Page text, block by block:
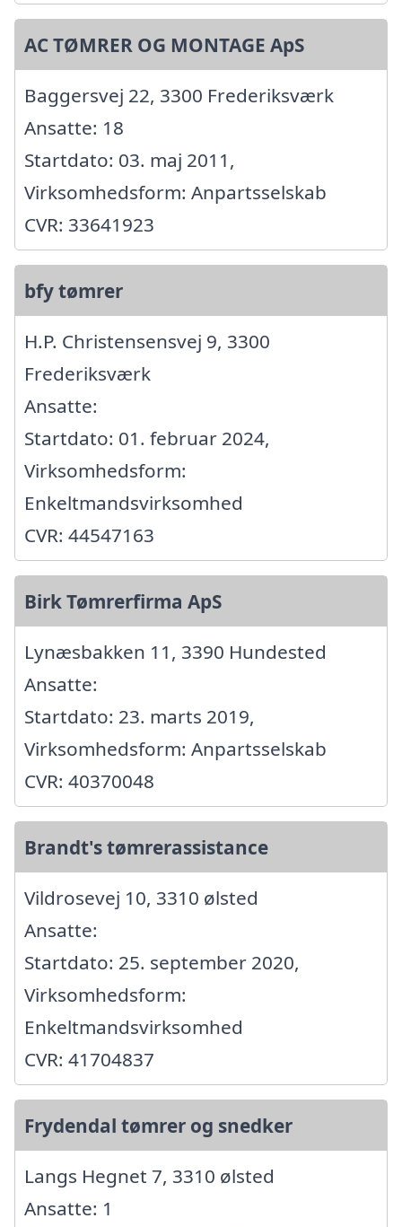
AC TØMRER OG MONTAGE ApS
Baggersvej 22, 3300 Frederiksværk
Ansatte: 18
Startdato: 03. maj 2011,
Virksomhedsform: Anpartsselskab
CVR: 33641923
bfy tømrer
H.P. Christensensvej 9, 3300
Frederiksværk
Ansatte:
Startdato: 01. februar 2024,
Virksomhedsform:
Enkeltmandsvirksomhed
CVR: 44547163
Birk Tømrerfirma ApS
Lynæsbakken 11, 3390 Hundested
Ansatte:
Startdato: 23. marts 2019,
Virksomhedsform: Anpartsselskab
CVR: 40370048
Brandt's tømrerassistance
Vildrosevej 10, 3310 ølsted
Ansatte:
Startdato: 25. september 2020,
Virksomhedsform:
Enkeltmandsvirksomhed
CVR: 41704837
Frydendal tømrer og snedker
Langs Hegnet 7, 3310 ølsted
Ansatte: 1